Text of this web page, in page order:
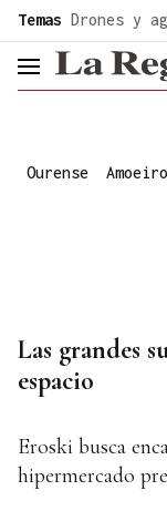
Temas Drones y
header.menu.open
Ourense Amoeiro
Las grandes
espacio
Eroski busca
hipermercado